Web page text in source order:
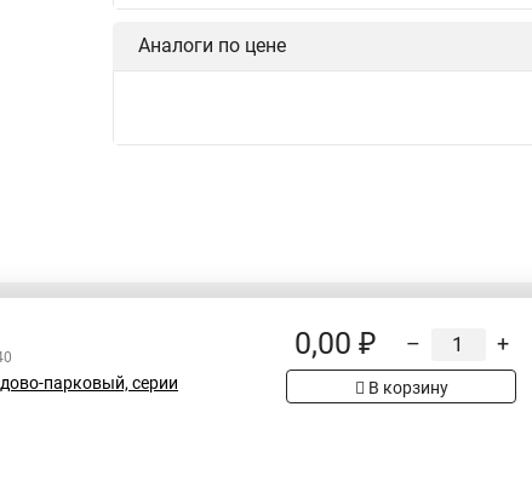
Аналоги по цене
437 ГК РФ, вся информация о товарах на сайте имеет
парковый, серии
0,00 ₽ – +
В корзину